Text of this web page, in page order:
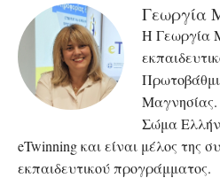
Γεωργία
Η Γεωργία
Μαγνησίας.
Σώμα
eTwinning και είναι μέλος της
εκπαιδευτικού προγράμματος.